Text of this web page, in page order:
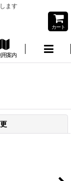
ます
カート
用案内